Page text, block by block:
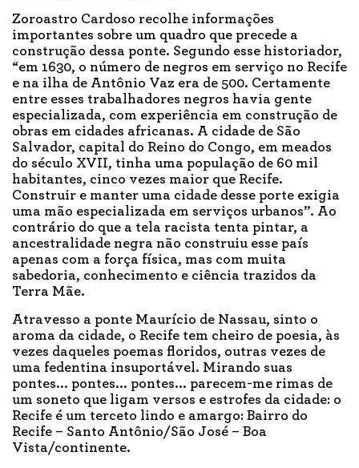
Zoroastro Cardoso recolhe informações
importantes sobre um quadro que precede a
construção dessa ponte. Segundo esse historiador,
“em 1630, o número de negros em serviço no Recife
e na ilha de Antônio Vaz era de 500. Certamente
entre esses trabalhadores negros havia gente
especializada, com experiência em construção de
obras em cidades africanas. A cidade de São
Salvador, capital do Reino do Congo, em meados
do século XVII, tinha uma população de 60 mil
habitantes, cinco vezes maior que Recife.
Construir e manter uma cidade desse porte exigia
uma mão especializada em serviços urbanos”. Ao
contrário do que a tela racista tenta pintar, a
ancestralidade negra não construiu esse país
apenas com a força física, mas com muita
sabedoria, conhecimento e ciência trazidos da
Terra Mãe.
Atravesso a ponte Maurício de Nassau, sinto o
aroma da cidade, o Recife tem cheiro de poesia, às
vezes daqueles poemas floridos, outras vezes de
uma fedentina insuportável. Mirando suas
pontes... pontes... pontes... parecem-me rimas de
um soneto que ligam versos e estrofes da cidade: o
Recife é um terceto lindo e amargo: Bairro do
Recife – Santo Antônio/São José – Boa
Vista/continente.